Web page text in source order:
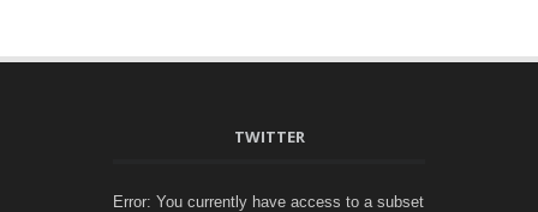
TWITTER
Error: You currently have access to a subset